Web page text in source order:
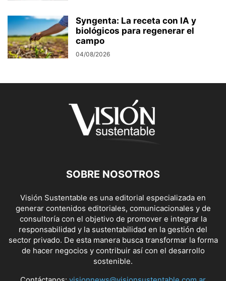
Syngenta: La receta con IA y
biológicos para regenerar el
campo
04/08/2026
SOBRE NOSOTROS
Visión Sustentable es una editorial especializada en
generar contenidos editoriales, comunicacionales y de
consultoría con el objetivo de promover e integrar la
responsabilidad y la sustentabilidad en la gestión del
sector privado. De esta manera busca transformar la forma
de hacer negocios y contribuir así con el desarrollo
sostenible.